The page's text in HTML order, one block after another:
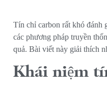
Tín chỉ carbon rất khó đánh
các phương pháp truyền
quả. Bài viết này giải thích
Khái niệm